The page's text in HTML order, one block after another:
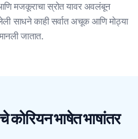
मजकूराचा स्रोत यावर अवलंबून
साधने काही सर्वात अचूक आणि मोठ्या
जातात.
कोरियन भाषेत भाषांतर